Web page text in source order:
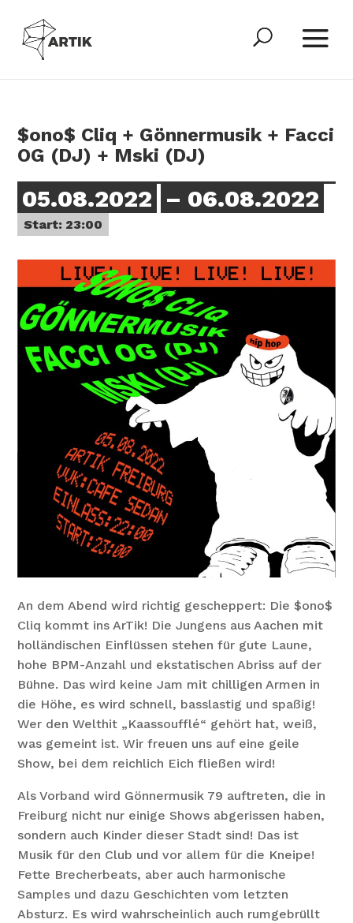
$ono$ Cliq + Gönnermusik + Facci
OG (DJ) + Mski (DJ)
05.08.2022 – 06.08.2022
Start: 23:00
An dem Abend wird richtig gescheppert: Die $ono$
Cliq kommt ins ArTik! Die Jungens aus Aachen mit
holländischen Einflüssen stehen für gute Laune,
hohe BPM-Anzahl und ekstatischen Abriss auf der
Bühne. Das wird keine Jam mit chilligen Armen in
die Höhe, es wird schnell, basslastig und spaßig!
Wer den Welthit „Kaassoufflé“ gehört hat, weiß,
was gemeint ist. Wir freuen uns auf eine geile
Show, bei dem reichlich Eich fließen wird!
Als Vorband wird Gönnermusik 79 auftreten, die in
Freiburg nicht nur einige Shows abgerissen haben,
sondern auch Kinder dieser Stadt sind! Das ist
Musik für den Club und vor allem für die Kneipe!
Fette Brecherbeats, aber auch harmonische
Samples und dazu Geschichten vom letzten
Absturz. Es wird wahrscheinlich auch rumgebrüllt